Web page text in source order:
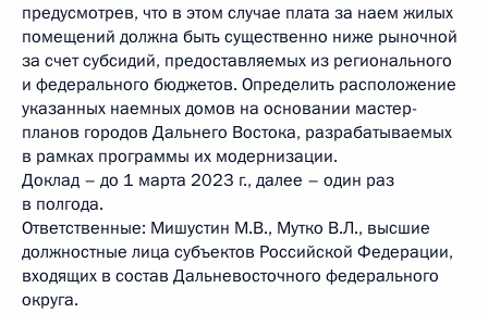
предусмотрев, что в этом случае плата за наем жилых
помещений должна быть существенно ниже рыночной
за счет субсидий, предоставляемых из регионального
и федерального бюджетов. Определить расположение
указанных наемных домов на основании мастер-
планов городов Дальнего Востока, разрабатываемых
в рамках программы их модернизации.
Доклад – до 1 марта 2023 г., далее – один раз
в полгода.
Ответственные: Мишустин М.В., Мутко В.Л., высшие
должностные лица субъектов Российской Федерации,
входящих в состав Дальневосточного федерального
округа.